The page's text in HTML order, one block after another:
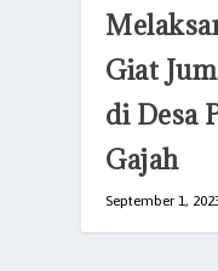
Giat
di Desa
Gajah
September 1,